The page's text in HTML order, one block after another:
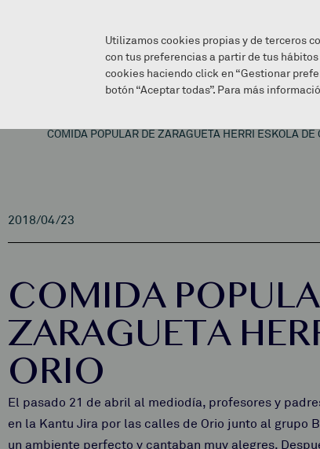
COMIDA POPULAR DE ZARAGUETA HERRI ESKOLA DE
2018/04/23
COMIDA
ZARAGUETA
ORIO
El pasado 21 de abril al mediodía, profesores y
en la Kantu Jira por las calles de Orio junto al grupo
un ambiente perfecto y cantaban muy alegres.
Utilizamos cookies propias y de terceros
con tus preferencias a partir de tus
cookies haciendo click en “Gestionar
botón “Aceptar todas”. Para más